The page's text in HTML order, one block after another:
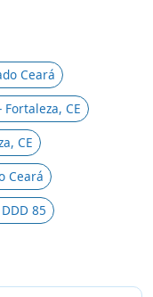
Ceará
CE
CE
Ceará
85